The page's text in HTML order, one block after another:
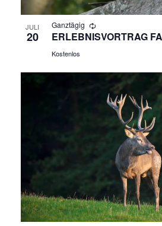
JULI
20
Ganztägig
ERLEBNISVORTRAG
Kostenlos